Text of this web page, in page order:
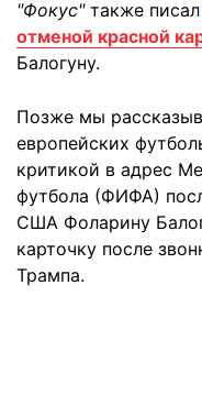
"Фокус"также писал
отменой красной
Балогуну.
Позже мы
европейских
критикой в адрес
футбола (ФИФА)
США Фоларину
карточку после
Трампа.